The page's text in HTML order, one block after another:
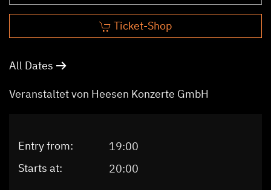
Ticket-Shop
All Dates
Veranstaltet von Heesen Konzerte GmbH
Entry from:
19:00
Starts at:
20:00